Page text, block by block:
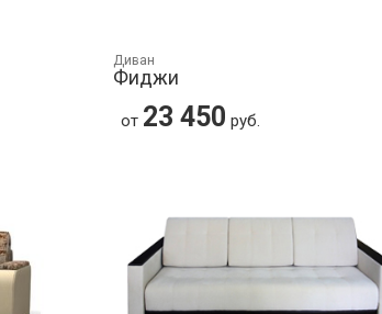
Диван
Фиджи
от 23 450 руб.